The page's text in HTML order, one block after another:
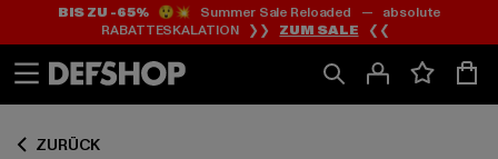
Zum
Inhalt
springen
Zum
Fußzeile
springen
BIS ZU -65%😲💥 Summer Sale Reloaded — absolute
RABATTESKALATION ❯❯ ZUM SALE ❮❮
ZURÜCK
Zum
Produktraster
springen